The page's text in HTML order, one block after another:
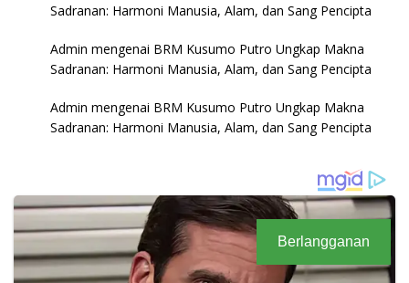
Sadranan: Harmoni Manusia, Alam, dan Sang Pencipta
Admin mengenai BRM Kusumo Putro Ungkap Makna
Sadranan: Harmoni Manusia, Alam, dan Sang Pencipta
Admin mengenai BRM Kusumo Putro Ungkap Makna
Sadranan: Harmoni Manusia, Alam, dan Sang Pencipta
Berlangganan